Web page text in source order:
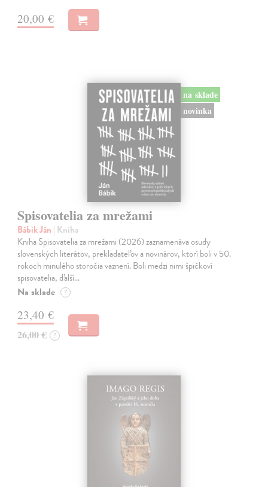
20,00 €
na sklade
novinka
Spisovatelia za mrežami
Bábik Ján | Kniha
Kniha Spisovatelia za mrežami (2026) zaznamenáva osudy
slovenských literátov, prekladateľov a novinárov, ktorí boli v 50.
rokoch minulého storočia väznení. Boli medzi nimi špičkoví
spisovatelia, ďalší…
Na sklade ?
23,40 €
26,00 € ?